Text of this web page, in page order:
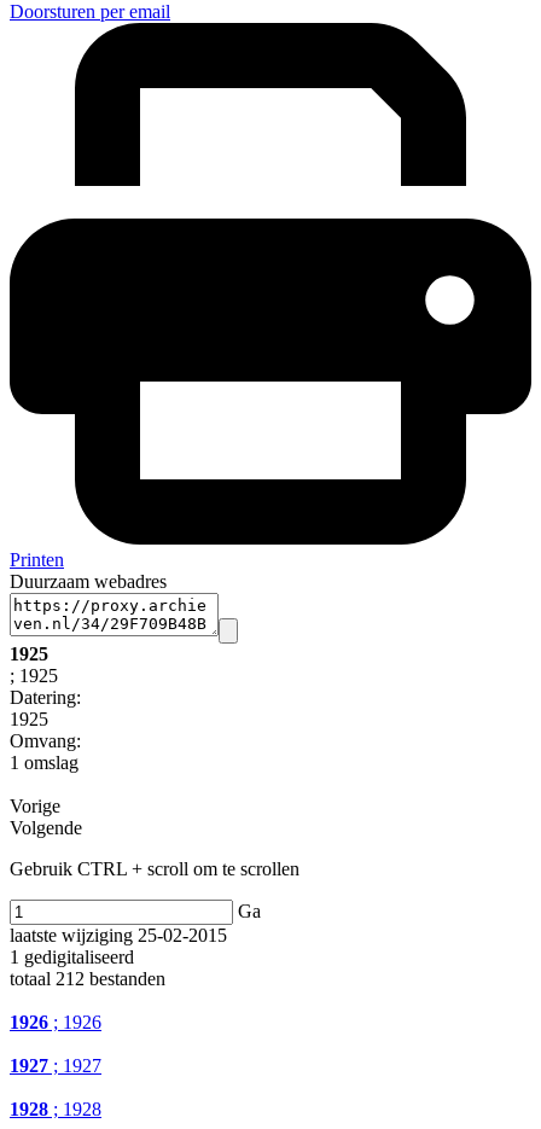
Doorsturen per email
Printen
Duurzaam webadres
1925
; 1925
Datering:
1925
Omvang:
1 omslag
Vorige
Volgende
Gebruik CTRL + scroll om te scrollen
Ga
laatste wijziging 25-02-2015
1 gedigitaliseerd
totaal 212 bestanden
1926 ; 1926
1927 ; 1927
1928 ; 1928